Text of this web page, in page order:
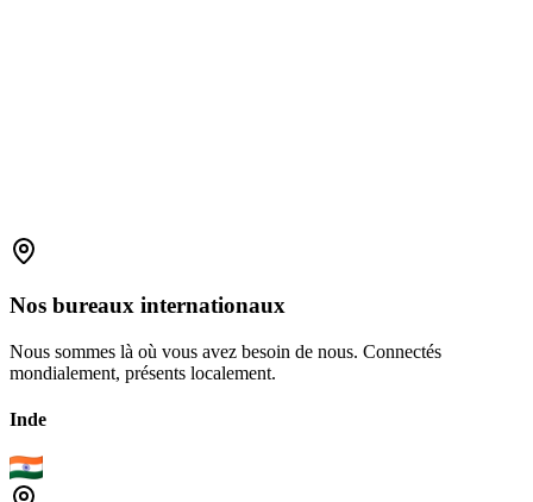
Nos bureaux internationaux
Nous sommes là où vous avez besoin de nous. Connectés
mondialement, présents localement.
Inde